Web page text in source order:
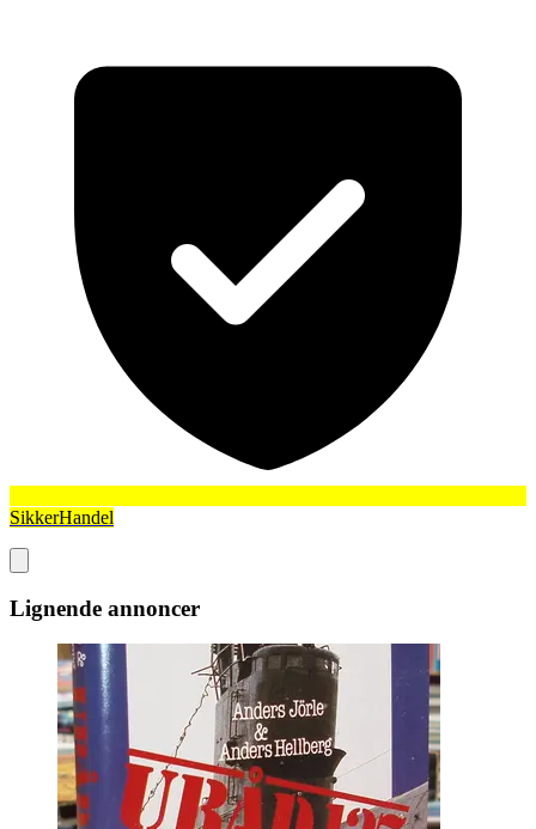
SikkerHandel
Lignende annoncer